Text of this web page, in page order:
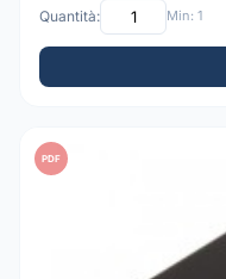
Quantità: Min: 1
PDF